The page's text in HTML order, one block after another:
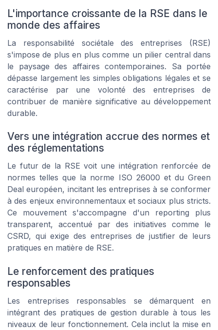
L'importance croissante de la RSE dans le
monde des affaires
La responsabilité sociétale des entreprises (RSE)
s'impose de plus en plus comme un pilier central dans
le paysage des affaires contemporaines. Sa portée
dépasse largement les simples obligations légales et se
caractérise par une volonté des entreprises de
contribuer de manière significative au développement
durable.
Vers une intégration accrue des normes et
des réglementations
Le futur de la RSE voit une intégration renforcée de
normes telles que la norme ISO 26000 et du Green
Deal européen, incitant les entreprises à se conformer
à des enjeux environnementaux et sociaux plus stricts.
Ce mouvement s'accompagne d'un reporting plus
transparent, accentué par des initiatives comme le
CSRD, qui exige des entreprises de justifier de leurs
pratiques en matière de RSE.
Le renforcement des pratiques
responsables
Les entreprises responsables se démarquent en
intégrant des pratiques de gestion durable à tous les
niveaux de leur fonctionnement. Cela inclut la mise en